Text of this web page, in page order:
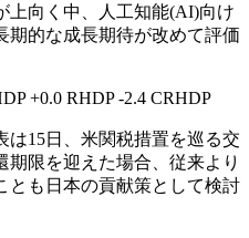
上向く中、人工知能(AI)向け
期的な成長期待が改めて評価
+0.0 RHDP -2.4 CRHDP
は15日、米関税措置を巡る交
限を迎えた場合、従来より
とも日本の貢献策として検討